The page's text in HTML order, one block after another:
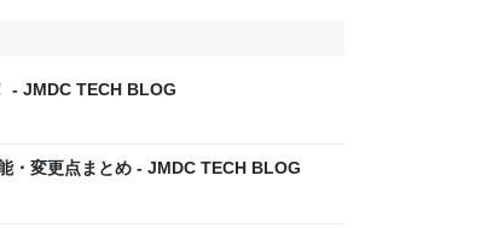
- JMDC TECH BLOG
・変更点まとめ - JMDC TECH BLOG